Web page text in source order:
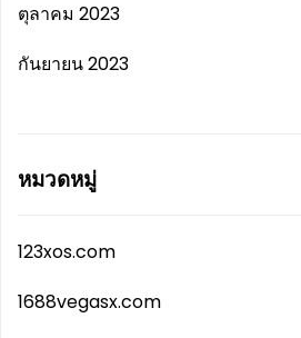
ตุลาคม 2023
กันยายน 2023
หมวดหมู่
123xos.com
1688vegasx.com